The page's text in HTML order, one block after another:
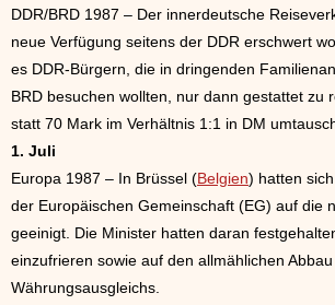
DDR/BRD 1987 – Der innerdeutsche
neue Verfügung seitens der DDR erschwert
es DDR-Bürgern, die in dringenden
BRD besuchen wollten, nur dann gestattet zu
statt 70 Mark im Verhältnis 1:1 in DM
1. Juli
Europa 1987 – In Brüssel (Belgien) hatten
der Europäischen Gemeinschaft (EG) auf die
geeinigt. Die Minister hatten daran
einzufrieren sowie auf den allmählichen
Währungsausgleichs.